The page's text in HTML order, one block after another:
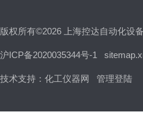
版权所有©2026 上海控达自动化设
沪ICP备2020035344号-1
技术支持： 化工仪器网 管理登陆